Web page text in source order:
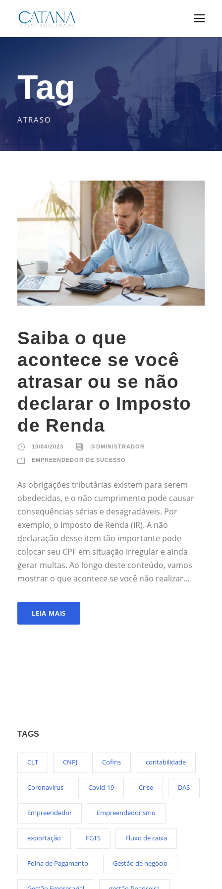
Tag
ATRASO
Saiba o que
acontece se você
atrasar ou se não
declarar o Imposto
de Renda
10/04/2023 @DMINISTRADOR
EMPREENDEDOR DE SUCESSO
As obrigações tributárias existem para serem
obedecidas, e o não cumprimento pode causar
consequências sérias e desagradáveis. Por
exemplo, o Imposto de Renda (IR). A não
declaração desse item tão importante pode
colocar seu CPF em situação irregular e ainda
gerar multas. Ao longo deste conteúdo, vamos
mostrar o que acontece se você não realizar...
LEIA MAIS
TAGS
CLT CNPJ Cofins contabilidade
Coronavírus Covid-19 Crise DAS
Empreendedor Empreendedorismo
exportação FGTS Fluxo de caixa
Folha de Pagamento Gestão de negócio